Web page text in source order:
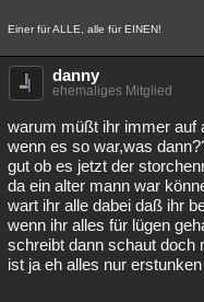
Einer für ALLE, alle für EINEN!
danny
ehemaliges Mitglied
warum müßt ihr immer auf
wenn es so war,was
gut ob es jetzt der
da ein alter mann war
wart ihr alle dabei daß ihr
wenn ihr alles für lügen
schreibt dann schaut doch
ist ja eh alles nur